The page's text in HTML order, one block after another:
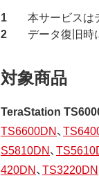
本サービスは
データ復旧時
対象商品
TeraStation
TS6600DN、
S5810DN、
420DN、 TS3220DN